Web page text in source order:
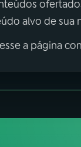
alvo de sua
a página